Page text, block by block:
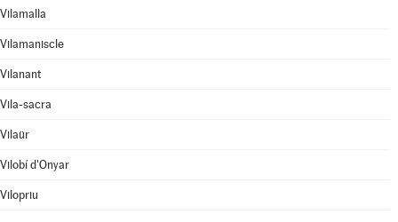
Vilamalla
Vilamaniscle
Vilanant
Vila-sacra
Vilaür
Vilobí d'Onyar
Vilopriu